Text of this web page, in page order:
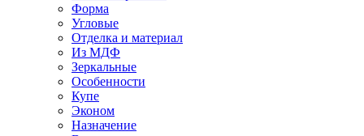
Форма
Угловые
Отделка и материал
Из МДФ
Зеркальные
Особенности
Купе
Эконом
Назначение